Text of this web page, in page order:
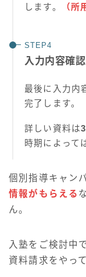
します。
（所
入力内容確
最後に入力内
完了します。
詳しい資料は
時期によって
個別指導キャン
情報がもらえる
ん。
入塾をご検討中
資料請求をやっ